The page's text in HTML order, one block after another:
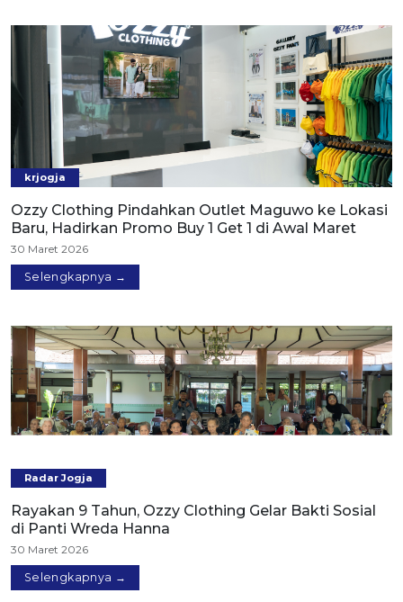
krjogja
Ozzy Clothing Pindahkan Outlet Maguwo ke Lokasi
Baru, Hadirkan Promo Buy 1 Get 1 di Awal Maret
30 Maret 2026
Selengkapnya →
Radar Jogja
Rayakan 9 Tahun, Ozzy Clothing Gelar Bakti Sosial
di Panti Wreda Hanna
30 Maret 2026
Selengkapnya →